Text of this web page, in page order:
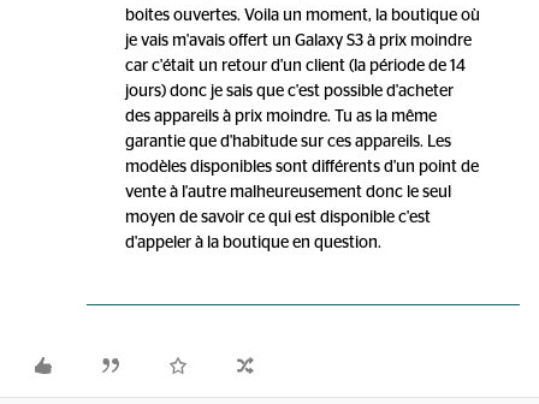
boites ouvertes. Voila un moment, la boutique où
je vais m'avais offert un Galaxy S3 à prix moindre
car c'était un retour d'un client (la période de 14
jours) donc je sais que c'est possible d'acheter
des appareils à prix moindre. Tu as la même
garantie que d'habitude sur ces appareils. Les
modèles disponibles sont différents d'un point de
vente à l'autre malheureusement donc le seul
moyen de savoir ce qui est disponible c'est
d'appeler à la boutique en question.